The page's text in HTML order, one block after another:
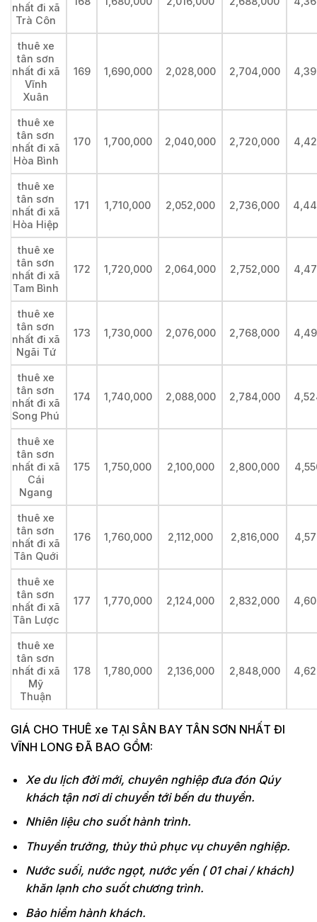
nhất đi xã
Trà Côn
thuê xe
tân sơn
nhất đi xã
Vĩnh
Xuân
169 1,690,000 2,028,000 2,704,000
thuê xe
tân sơn
nhất đi xã
Hòa Bình
170 1,700,000 2,040,000 2,720,000
thuê xe
tân sơn
nhất đi xã
Hòa Hiệp
171 1,710,000 2,052,000 2,736,000
thuê xe
tân sơn
nhất đi xã
Tam Bình
172 1,720,000 2,064,000 2,752,000
thuê xe
tân sơn
nhất đi xã
Ngãi Tứ
173 1,730,000 2,076,000 2,768,000
thuê xe
tân sơn
nhất đi xã
Song Phú
174 1,740,000 2,088,000 2,784,000
thuê xe
tân sơn
nhất đi xã
Cái
Ngang
175 1,750,000 2,100,000 2,800,000
thuê xe
tân sơn
nhất đi xã
Tân Quới
176 1,760,000 2,112,000 2,816,000
thuê xe
tân sơn
nhất đi xã
Tân Lược
177 1,770,000 2,124,000 2,832,000
thuê xe
tân sơn
nhất đi xã
Mỹ
Thuận
178 1,780,000 2,136,000 2,848,000
GIÁ CHO THUÊ xe TẠI SÂN BAY TÂN SƠN NHẤT ĐI
VĨNH LONG ĐÃ BAO GỒM:
Xe du lịch đời mới, chuyên nghiệp đưa đón Qúy
khách tận nơi di chuyển tới bến du thuyền.
Nhiên liệu cho suốt hành trình.
Thuyền trưởng, thủy thủ phục vụ chuyên nghiệp.
Nước suối, nước ngọt, nước yến ( 01 chai / khách)
khăn lạnh cho suốt chương trình.
Bảo hiểm hành khách.